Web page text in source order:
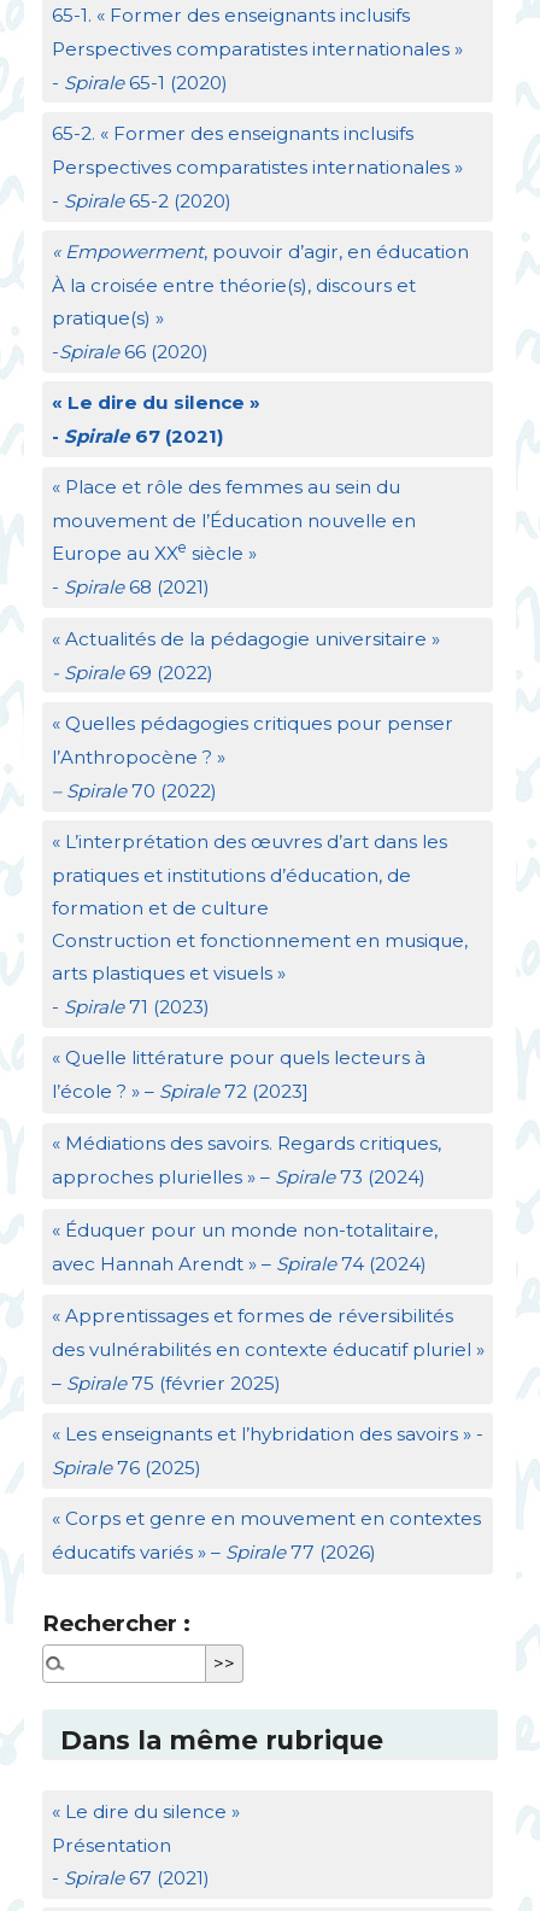
65-1. « Former des enseignants inclusifs
Perspectives comparatistes internationales »
- Spirale65-1 (2020)
65-2. « Former des enseignants inclusifs
Perspectives comparatistes internationales »
- Spirale65-2 (2020)
« Empowerment, pouvoir d’agir, en éducation
À la croisée entre théorie(s), discours et
pratique(s) »
-Spirale66 (2020)
« Le dire du silence »
- Spirale67 (2021)
« Place et rôle des femmes au sein du
mouvement de l’Éducation nouvelle en
Europe au XXe siècle »
- Spirale68 (2021)
« Actualités de la pédagogie universitaire »
- Spirale69 (2022)
« Quelles pédagogies critiques pour penser
l’Anthropocène ? »
– Spirale70 (2022)
« L’interprétation des œuvres d’art dans les
pratiques et institutions d’éducation, de
formation et de culture
Construction et fonctionnement en musique,
arts plastiques et visuels »
- Spirale71 (2023)
« Quelle littérature pour quels lecteurs à
l’école ? » – Spirale72 (2023]
« Médiations des savoirs. Regards critiques,
approches plurielles » – Spirale73 (2024)
« Éduquer pour un monde non-totalitaire,
avec Hannah Arendt » – Spirale74 (2024)
« Apprentissages et formes de réversibilités
des vulnérabilités en contexte éducatif pluriel »
– Spirale75 (février 2025)
« Les enseignants et l’hybridation des savoirs » -
Spirale76 (2025)
« Corps et genre en mouvement en contextes
éducatifs variés » – Spirale77 (2026)
Rechercher :
Dans la même rubrique
« Le dire du silence »
Présentation
- Spirale67 (2021)